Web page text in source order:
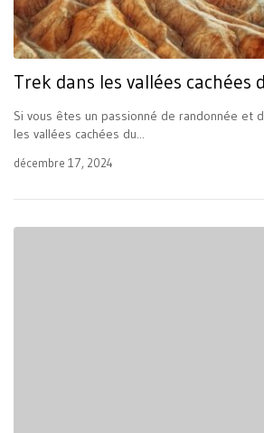
Trek dans les vallées cachées
Si vous êtes un passionné de randonnée et
les vallées cachées du...
décembre 17, 2024